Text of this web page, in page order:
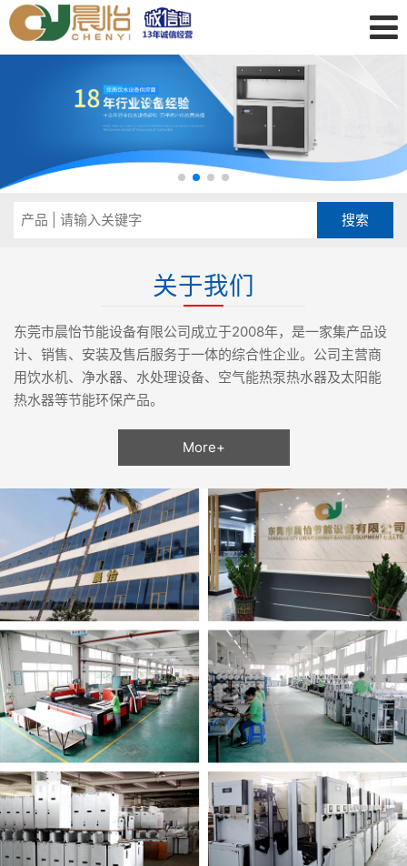
关于我们
东莞市晨怡节能设备有限公司成立于2008年，是一家集产品设
计、销售、安装及售后服务于一体的综合性企业。公司主营商
用饮水机、净水器、水处理设备、空气能热泵热水器及太阳能
热水器等节能环保产品。
More+